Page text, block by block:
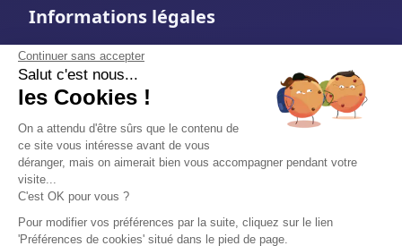
Continuer sans accepter
Salut c'est nous...
les Cookies !
On a attendu d'être sûrs que le contenu de
ce site vous intéresse avant de vous
déranger, mais on aimerait bien vous accompagner pendant votre
visite...
C'est OK pour vous ?
Pour modifier vos préférences par la suite, cliquez sur le lien
'Préférences de cookies' situé dans le pied de page.
Informations légales
Mentions légales
Politique de confidentialité
Politique de cookies
Modifier votre choix de cookies
Conditions d'utilisation
Accord de traitement des données